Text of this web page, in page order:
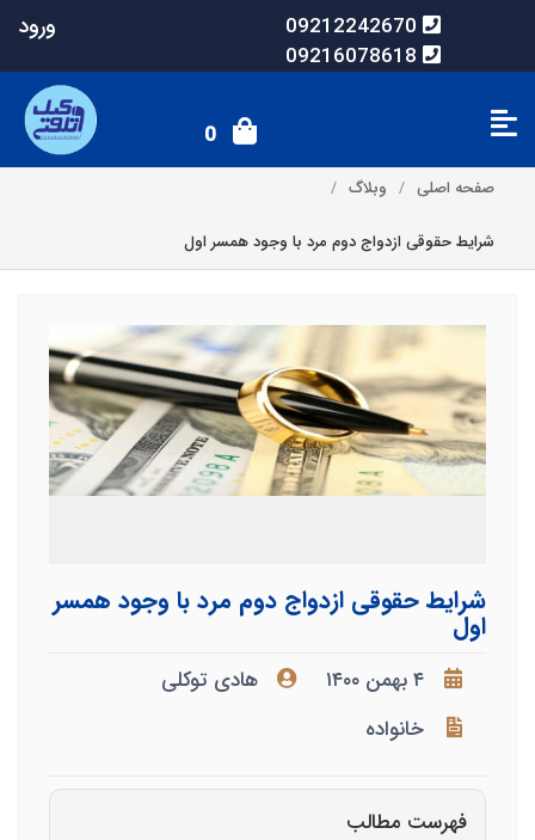
09212242670
09216078618
ورود
0
صفحه اصلی وبلاگ
شرایط حقوقی ازدواج دوم مرد با وجود همسر اول
شرایط حقوقی ازدواج دوم مرد با وجود همسر
اول
۴ بهمن ۱۴۰۰
هادی توکلی
خانواده
فهرست مطالب